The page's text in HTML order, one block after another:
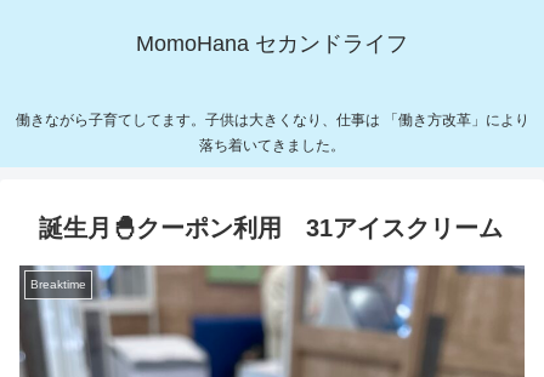
MomoHana セカンドライフ
働きながら子育てしてます。子供は大きくなり、仕事は 「働き方改革」により
落ち着いてきました。
誕生月🐣クーポン利用 31アイスクリーム
Breaktime